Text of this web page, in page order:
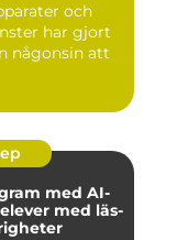
och
har gjort
någonsin att
med AI-
med läs-